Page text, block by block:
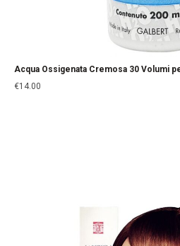
Acqua Ossigenata Cremosa 30 Volumi
€14.00